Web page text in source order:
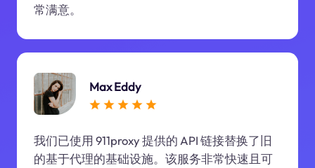
常满意。
Max Eddy
我们已使用 911proxy 提供的 API 链接替换了旧
的基于代理的基础设施。该服务非常快速且可